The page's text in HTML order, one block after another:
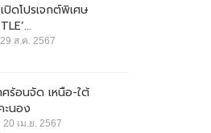
ปิดโปรเจกต์พิเศษ
29 ส.ค. 2567
ศร้อนจัด เหนือ-ใต้
ะนอง
20 เม.ย. 2567